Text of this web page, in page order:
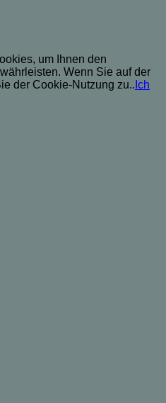
um Ihnen den
Wenn Sie auf der
der Cookie-Nutzung zu.. Ich